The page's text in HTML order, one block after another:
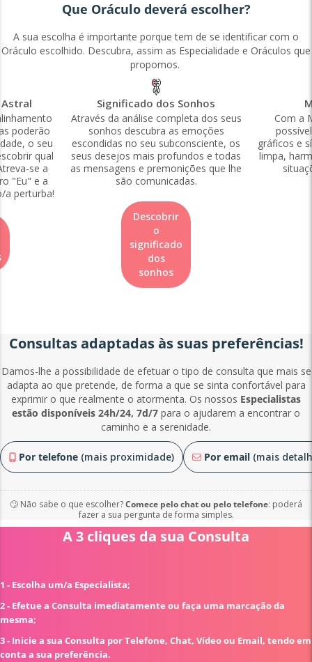
Que Oráculo deverá escolher?
A sua escolha é importante porque tem de se identificar com o
Oráculo escolhido. Descubra, assim as Especialidade e Oráculos que
propomos.
poderão
o seu
qual
se a
"Eu" e a
a perturba!
Significado dos Sonhos
Através da análise completa dos seus
sonhos descubra as emoções
escondidas no seu subconsciente, os
seus desejos mais profundos e todas
as mensagens e premonições que lhe
são comunicadas.
Descobrir
o
significado
dos
sonhos
Com a
gráficos e
limpa,
Consultas adaptadas às suas preferências!
Damos-lhe a possibilidade de efetuar o tipo de consulta que mais se
adapta ao que pretende, de forma a que se sinta confortável para
exprimir o que realmente o atormenta. Os nossos Especialistas
estão disponíveis 24h/24, 7d/7 para o ajudarem a encontrar o
caminho e a serenidade.
Por telefone (mais proximidade) Por email (mais
🙄 Não sabe o que escolher?Comece pelo chat ou pelo telefone: poderá
fazer a sua pergunta de forma simples.
A 3 cliques da sua Consulta
1 - Escolha um/a Especialista;
2 - Efetue a Consulta imediatamente ou faça uma marcação da
mesma;
3 - Inicie a sua Consulta por Telefone, Chat, Vídeo ou Email, tendo em
conta a sua preferência.